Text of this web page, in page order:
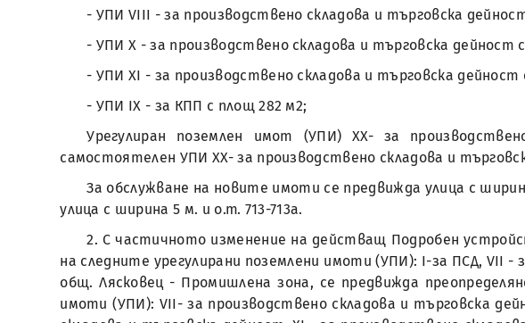
- УПИ VIII - за производствено складова и търговска
- УПИ X - за производствено складова и търговска дейност
- УПИ XI - за производствено складова и търговска дейност
- УПИ IX - за КПП с площ 282 м2;
Урегулиран поземлен имот (УПИ) XX- за
самостоятелен УПИ XX- за производствено складова и
За обслужване на новите имоти се предвижда улица с
улица с ширина 5 м. и о.т. 713-713а.
2. С частичното изменение на действащ Подробен
на следните урегулирани поземлени имоти (УПИ): I-за ПСД, VII -
общ. Лясковец - Промишлена зона, се предвижда
имоти (УПИ): VII- за производствено складова и търговска